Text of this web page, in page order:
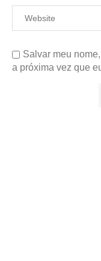
Salvar meu
a próxima vez que